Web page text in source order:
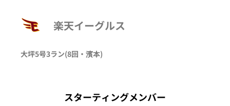
楽天イーグルス
大坪5号3ラン(8回・ 濱本)
スターティングメンバー